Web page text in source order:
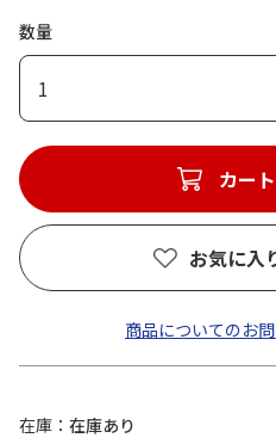
数量
1
カー
お気に入
商品についてのお
在庫
在庫あり